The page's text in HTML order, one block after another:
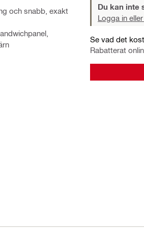
och snabb, exakt
Du kan inte
Logga in
Se vad det
Rabatterat